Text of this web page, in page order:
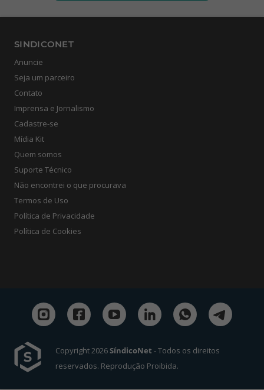
SINDICONET
Anuncie
Seja um parceiro
Contato
Imprensa e Jornalismo
Cadastre-se
Mídia Kit
Quem somos
Suporte Técnico
Não encontrei o que procurava
Termos de Uso
Política de Privacidade
Política de Cookies
Copyright 2026SíndicoNet - Todos os direitos
reservados. Reprodução Proibida.